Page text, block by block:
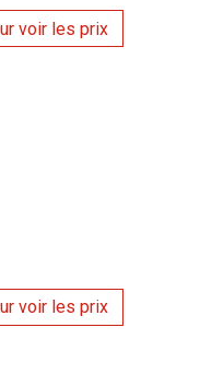
voir les prix
voir les prix